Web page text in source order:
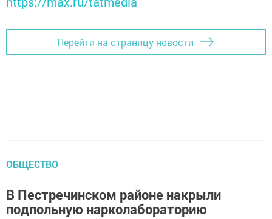
Перейти на страницу новости
ОБЩЕСТВО
В Пестречинском районе накрыли
подпольную нарколабораторию